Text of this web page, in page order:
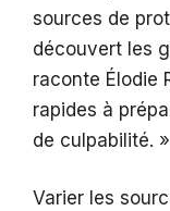
sources de
découvert les
raconte Élodie
rapides à
de culpabilité. »
Varier les